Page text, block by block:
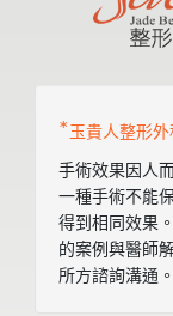
* 玉貴人整形
手術效果因人
一種手術不能
得到相同效果
的案例與醫師
所方諮詢溝通。